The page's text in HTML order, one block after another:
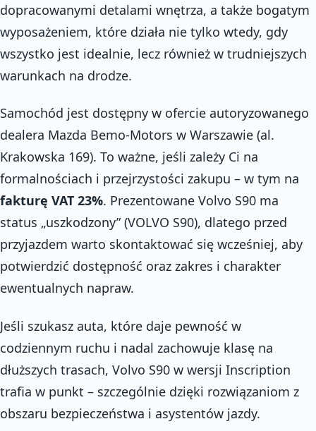
dopracowanymi detalami wnętrza, a także bogatym
wyposażeniem, które działa nie tylko wtedy, gdy
wszystko jest idealnie, lecz również w trudniejszych
warunkach na drodze.
Samochód jest dostępny w ofercie autoryzowanego
dealera Mazda Bemo-Motors w Warszawie (al.
Krakowska 169). To ważne, jeśli zależy Ci na
formalnościach i przejrzystości zakupu – w tym na
fakturę VAT 23%. Prezentowane Volvo S90 ma
status „uszkodzony” (VOLVO S90), dlatego przed
przyjazdem warto skontaktować się wcześniej, aby
potwierdzić dostępność oraz zakres i charakter
ewentualnych napraw.
Jeśli szukasz auta, które daje pewność w
codziennym ruchu i nadal zachowuje klasę na
dłuższych trasach, Volvo S90 w wersji Inscription
trafia w punkt – szczególnie dzięki rozwiązaniom z
obszaru bezpieczeństwa i asystentów jazdy.